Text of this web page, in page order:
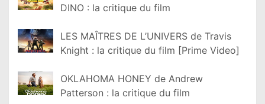
DINO : la critique du film
LES MAÎTRES DE L’UNIVERS de Travis
Knight : la critique du film [Prime Video]
OKLAHOMA HONEY de Andrew
Patterson : la critique du film